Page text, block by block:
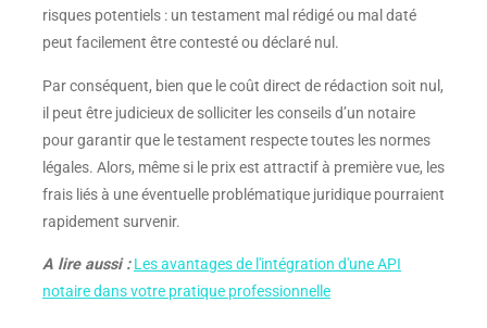
risques potentiels : un testament mal rédigé ou mal daté
peut facilement être contesté ou déclaré nul.
Par conséquent, bien que le coût direct de rédaction soit nul,
il peut être judicieux de solliciter les conseils d’un notaire
pour garantir que le testament respecte toutes les normes
légales. Alors, même si le prix est attractif à première vue, les
frais liés à une éventuelle problématique juridique pourraient
rapidement survenir.
A lire aussi : Les avantages de l'intégration d'une API
notaire dans votre pratique professionnelle